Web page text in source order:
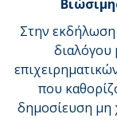
Στην
διαλόγου
που
δημοσίευση μη